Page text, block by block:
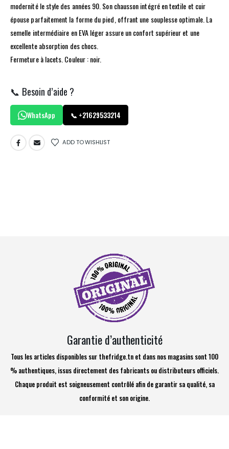
modernité le style des années 90. Son chausson intégré en textile et cuir
épouse parfaitement la forme du pied, offrant une souplesse optimale. La
semelle intermédiaire en EVA léger assure un confort supérieur et une
excellente absorption des chocs.
Fermeture à lacets. Couleur : noir.
📞 Besoin d’aide ?
WhatsApp 📞 +21629533214
ADD TO WISHLIST
Garantie d’authenticité
Tous les articles disponibles sur thefridge.tn et dans nos magasins sont 100
% authentiques, issus directement des fabricants ou distributeurs officiels.
Chaque produit est soigneusement contrôlé afin de garantir sa qualité, sa
conformité et son origine.